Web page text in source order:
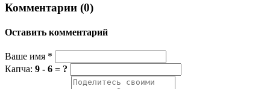
Комментарии (0)
Оставить комментарий
Ваше имя *
Капча: 9 - 6 = ?